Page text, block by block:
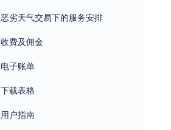
恶劣天气交易下的服务安排
收费及佣金
电子账单
下载表格
用户指南